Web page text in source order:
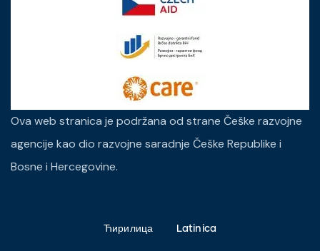
Ova web stranica je podržana od strane Češke razvojne
agencije kao dio razvojne saradnje Češke Republike i
Bosne i Hercegovine.
Ћирилица Latinica